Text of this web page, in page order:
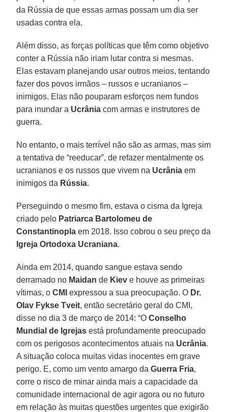
da Rússia de que essas armas possam um dia ser
usadas contra ela.
Além disso, as forças políticas que têm como objetivo
conter a Rússia não iriam lutar contra si mesmas.
Elas estavam planejando usar outros meios, tentando
fazer dos povos irmãos – russos e ucranianos –
inimigos. Elas não pouparam esforços nem fundos
para inundar a Ucrânia com armas e instrutores de
guerra.
No entanto, o mais terrível não são as armas, mas sim
a tentativa de “reeducar”, de refazer mentalmente os
ucranianos e os russos que vivem na Ucrânia em
inimigos da Rússia.
Perseguindo o mesmo fim, estava o cisma da Igreja
criado pelo Patriarca Bartolomeu de
Constantinopla em 2018. Isso cobrou o seu preço da
Igreja Ortodoxa Ucraniana.
Ainda em 2014, quando sangue estava sendo
derramado no Maidan de Kiev e houve as primeiras
vítimas, oCMI expressou a sua preocupação. O Dr.
Olav Fykse Tveit, então secretário geral do CMI,
disse no dia 3 de março de 2014: “OConselho
Mundial de Igrejas está profundamente preocupado
com os perigosos acontecimentos atuais na Ucrânia.
A situação coloca muitas vidas inocentes em grave
perigo. E, como um vento amargo daGuerra Fria,
corre o risco de minar ainda mais a capacidade da
comunidade internacional de agir agora ou no futuro
em relação às muitas questões urgentes que exigirão